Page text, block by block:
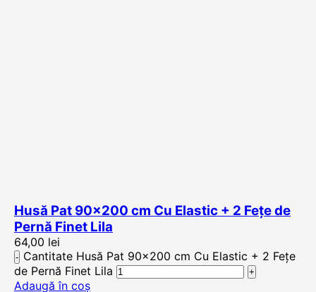
Husă Pat 90×200 cm Cu Elastic + 2 Fețe de
Pernă Finet Lila
64,00 lei
Cantitate Husă Pat 90x200 cm Cu Elastic + 2 Fețe
de Pernă Finet Lila
Adaugă în coș